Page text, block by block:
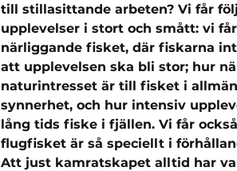
till stillasittande arbeten? Vi får
upplevelser i stort och smått: vi
närliggande fisket, där fiskarna
att upplevelsen ska bli stor; hur
naturintresset är till fisket i
synnerhet, och hur intensiv
lång tids fiske i fjällen. Vi får
flugfisket är så speciellt i
Att just kamratskapet alltid har